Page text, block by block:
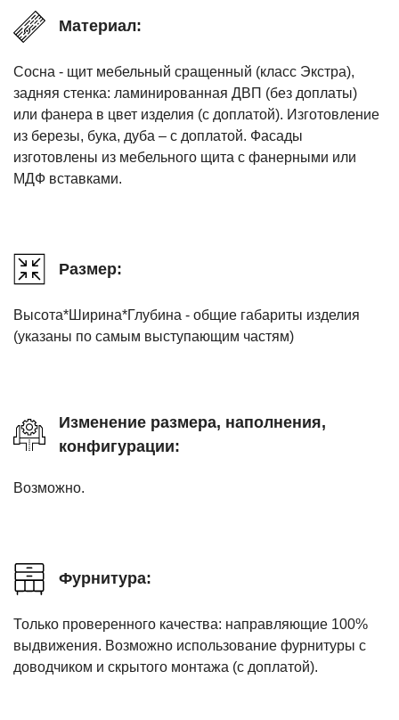
Материал:
Сосна - щит мебельный сращенный (класс Экстра),
задняя стенка: ламинированная ДВП (без доплаты)
или фанера в цвет изделия (с доплатой). Изготовление
из березы, бука, дуба – с доплатой. Фасады
изготовлены из мебельного щита с фанерными или
МДФ вставками.
Размер:
Высота*Ширина*Глубина - общие габариты изделия
(указаны по самым выступающим частям)
Изменение размера, наполнения,
конфигурации:
Возможно.
Фурнитура:
Только проверенного качества: направляющие 100%
выдвижения. Возможно использование фурнитуры с
доводчиком и скрытого монтажа (с доплатой).